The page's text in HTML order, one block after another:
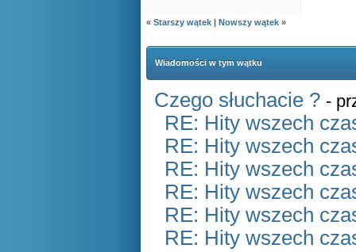
« Starszy wątek | Nowszy wątek »
Wiadomości w tym wątku
Czego słuchacie ? -
RE: Hity wszech
RE: Hity wszech
RE: Hity wszech
RE: Hity wszech
RE: Hity wszech
RE: Hity wszech